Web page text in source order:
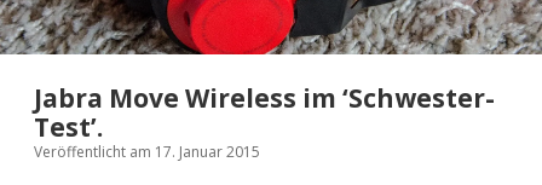
Jabra Move Wireless im ‘Schwester-
Test’.
Veröffentlicht am 17. Januar 2015